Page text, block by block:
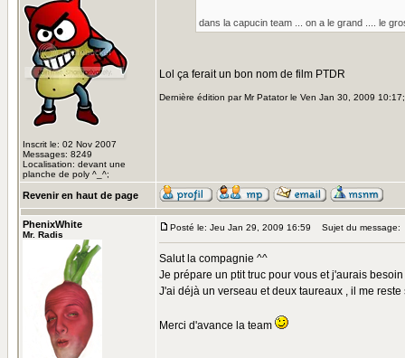
Inscrit le: 02 Nov 2007
Messages: 8249
Localisation: devant une
planche de poly ^_^;
dans la capucin team ... on a le grand .... le
Lol ça ferait un bon nom de film PTDR
Dernière édition par Mr Patator le Ven Jan 30, 2009
Revenir en haut de page
PhenixWhite
Mr. Radis
Posté le: Jeu Jan 29, 2009 16:59 Sujet du message:
Salut la compagnie ^^
Je prépare un ptit truc pour vous et j'aurais
J'ai déjà un verseau et deux taureaux , il me
Merci d'avance la team